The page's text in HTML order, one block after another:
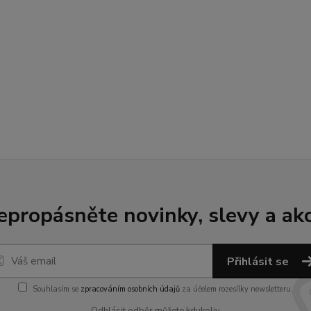
novinky, slevy a
Přihlásit se
Souhlasím se zpracováním osobních údajů za účelem rozesílky newsletteru.